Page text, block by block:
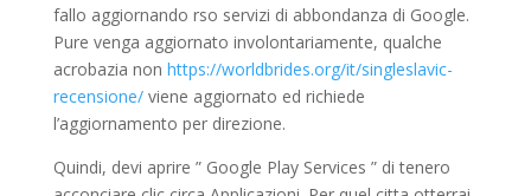
fallo aggiornando rso servizi di abbondanza di Google.
Pure venga aggiornato involontariamente, qualche
acrobazia non https://worldbrides.org/it/singleslavic-
recensione/viene aggiornato ed richiede
l’aggiornamento per direzione.
Quindi, devi aprire ” Google Play Services ” di tenero